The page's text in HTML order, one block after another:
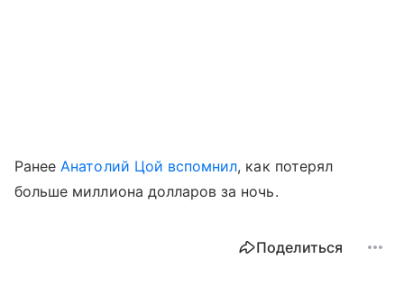
РанееАнатолий Цой вспомнил, как потерял
больше миллиона долларов за ночь.
Поделиться